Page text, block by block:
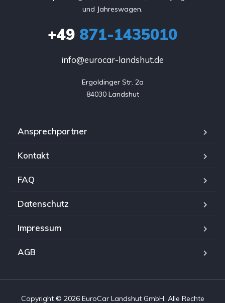
und Jahreswagen.
+49 871-1435010
info@eurocar-landshut.de
Ergoldinger Str. 2a
84030 Landshut
Ansprechpartner
Kontakt
FAQ
Datenschutz
Impressum
AGB
Copyright © 2026 EuroCar Landshut GmbH. Alle Rechte